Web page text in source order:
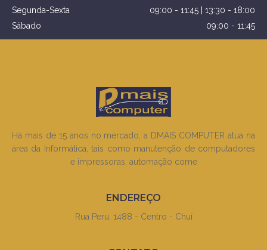
Segunda-Sexta
09:00 - 11:45 | 13:30 - 18:00
Sábado
09:00 - 11:45
Há mais de 15 anos no mercado, a DMAIS COMPUTER atua na
área da Informática, tais como manutenção de computadores
e impressoras, automação come
ENDEREÇO
Rua Peru, 1488 - Centro - Chuí